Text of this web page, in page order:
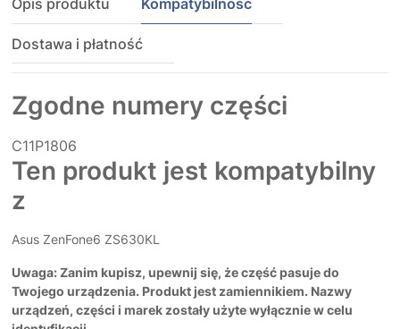
Opis produktu Kompatybilność
Dostawa i płatność
Zgodne numery części
C11P1806
Ten produkt jest kompatybilny
z
Asus ZenFone6 ZS630KL
Uwaga: Zanim kupisz, upewnij się, że część pasuje do
Twojego urządzenia. Produkt jest zamiennikiem. Nazwy
urządzeń, części i marek zostały użyte wyłącznie w celu